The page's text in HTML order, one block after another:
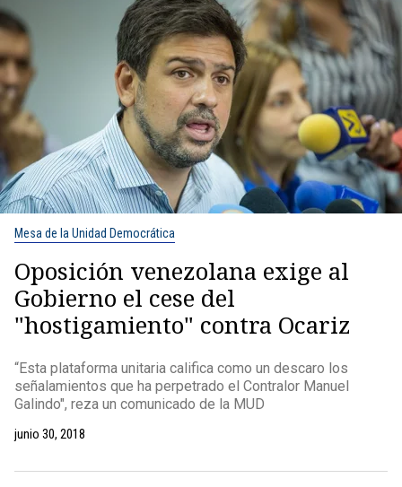
Mesa de la Unidad Democrática
Oposición venezolana exige al
Gobierno el cese del
"hostigamiento" contra Ocariz
“Esta plataforma unitaria califica como un descaro los
señalamientos que ha perpetrado el Contralor Manuel
Galindo", reza un comunicado de la MUD
junio 30, 2018